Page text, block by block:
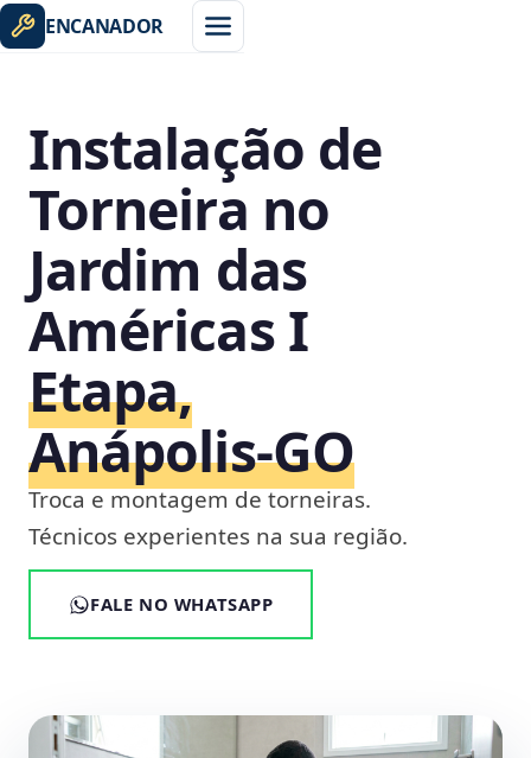
ENCANADOR
Instalação de
Torneira no
Jardim das
Américas I
Etapa,
Anápolis‑GO
Troca e montagem de torneiras.
Técnicos experientes na sua região.
FALE NO WHATSAPP